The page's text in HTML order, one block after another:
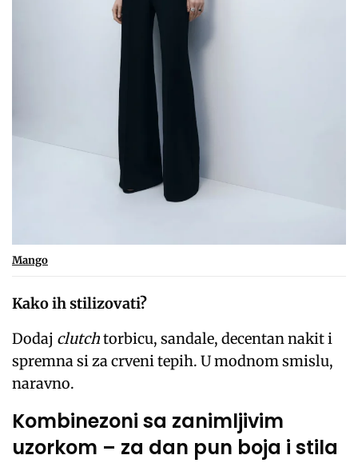
Mango
Kako ih stilizovati?
Dodaj clutchtorbicu, sandale, decentan nakit i
spremna si za crveni tepih. U modnom smislu,
naravno.
Kombinezoni sa zanimljivim
uzorkom – za dan pun boja i stila